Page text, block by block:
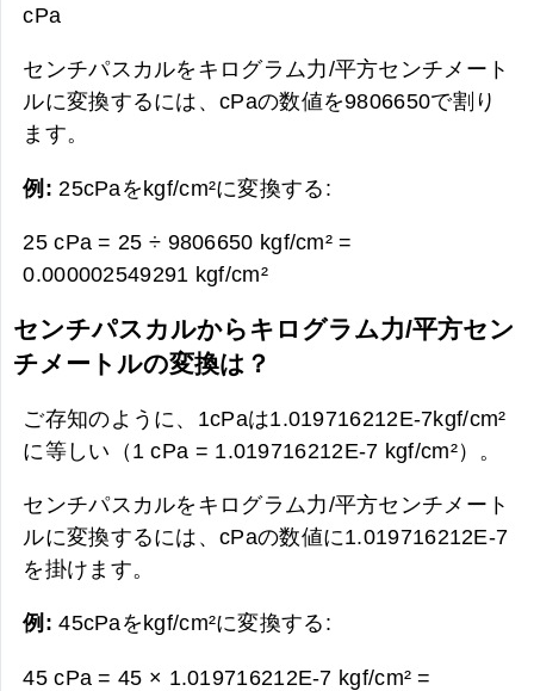
cPa
センチパスカルをキログラム力/平方センチメート
ルに変換するには、cPaの数値を9806650で割り
ます。
例: 25cPaをkgf/cm²に変換する:
25 cPa = 25 ÷ 9806650 kgf/cm² =
0.000002549291 kgf/cm²
センチパスカルからキログラム力/平方セン
チメートルの変換は？
ご存知のように、1cPaは1.019716212E-7kgf/cm²
に等しい（1 cPa = 1.019716212E-7 kgf/cm²）。
センチパスカルをキログラム力/平方センチメート
ルに変換するには、cPaの数値に1.019716212E-7
を掛けます。
例:45cPaをkgf/cm²に変換する:
45 cPa = 45 × 1.019716212E-7 kgf/cm² =